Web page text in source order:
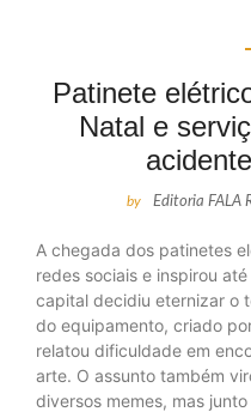
Patinete
Natal e
by Editoria FALA
A chegada dos patinetes
redes sociais e inspirou
capital decidiu eternizar o
do equipamento, criado
relatou dificuldade em
arte. O assunto também
diversos memes, mas